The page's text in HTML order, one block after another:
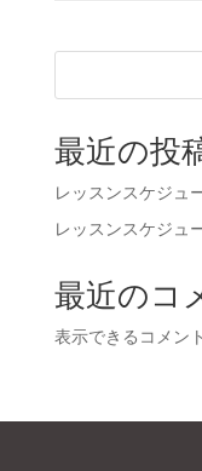
最近の投
レッスンスケジ
レッスンスケジ
最近のコ
表示できるコメン